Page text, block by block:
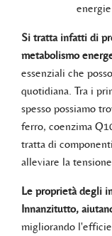
Si tratta infatti di
metabolismo
essenziali che
quotidiana. Tra i
spesso possiamo
ferro, coenzima
tratta di
alleviare la
Le proprietà degli
Innanzitutto,
migliorando